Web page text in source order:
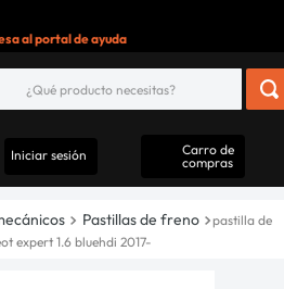
al portal de ayuda
Iniciar sesión
Carro de
compras
Pastillas de freno
pastilla de
expert 1.6 bluehdi 2017-